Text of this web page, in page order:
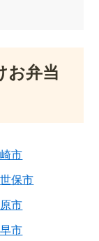
お弁当
市
保市
市
市